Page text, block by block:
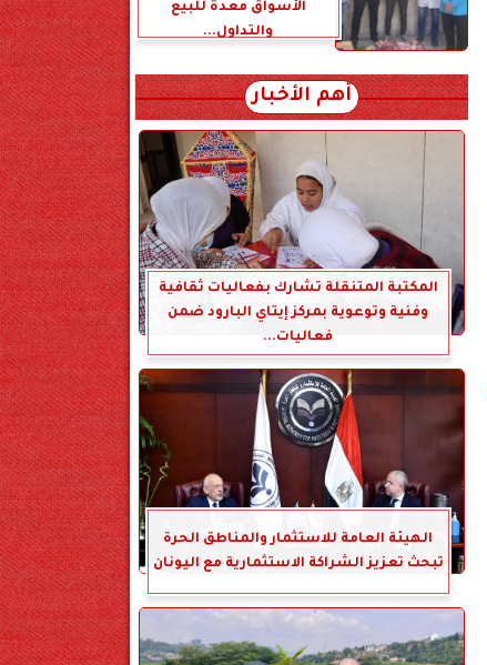
الأسواق معدة للبيع
والتداول...
أهم الأخبار
المكتبة المتنقلة تشارك بفعاليات ثقافية
وفنية وتوعوية بمركز إيتاي البارود ضمن
فعاليات...
الهيئة العامة للاستثمار والمناطق الحرة
تبحث تعزيز الشراكة الاستثمارية مع اليونان